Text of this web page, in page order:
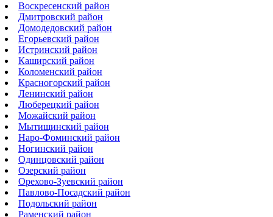
Воскресенский район
Дмитровский район
Домодедовский район
Егорьевский район
Истринский район
Каширский район
Коломенский район
Красногорский район
Ленинский район
Люберецкий район
Можайский район
Мытищинский район
Наро-Фоминский район
Ногинский район
Одинцовский район
Озерский район
Орехово-Зуевский район
Павлово-Посадский район
Подольский район
Раменский район